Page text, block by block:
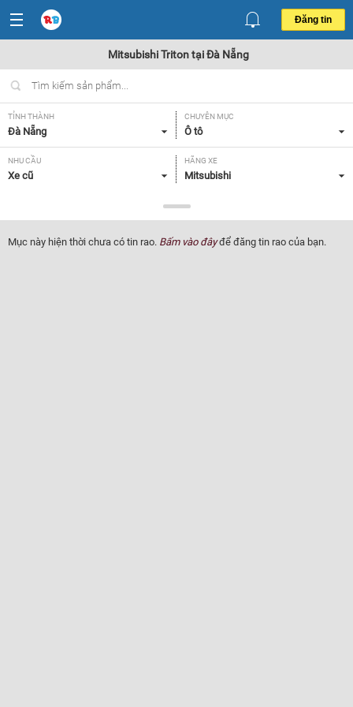
Đăng tin
Mitsubishi Triton tại Đà Nẵng
TỈNH THÀNH
Đà Nẵng
CHUYÊN MỤC
Ô tô
NHU CẦU
Xe cũ
HÃNG XE
Mitsubishi
Triton
NĂM SẢN XUẤT
Tất cả
GIÁ XE XUẤT XỨ
Mục này hiện thời chưa có tin rao. Bấm vào đâyđể đăng tin rao của bạn.